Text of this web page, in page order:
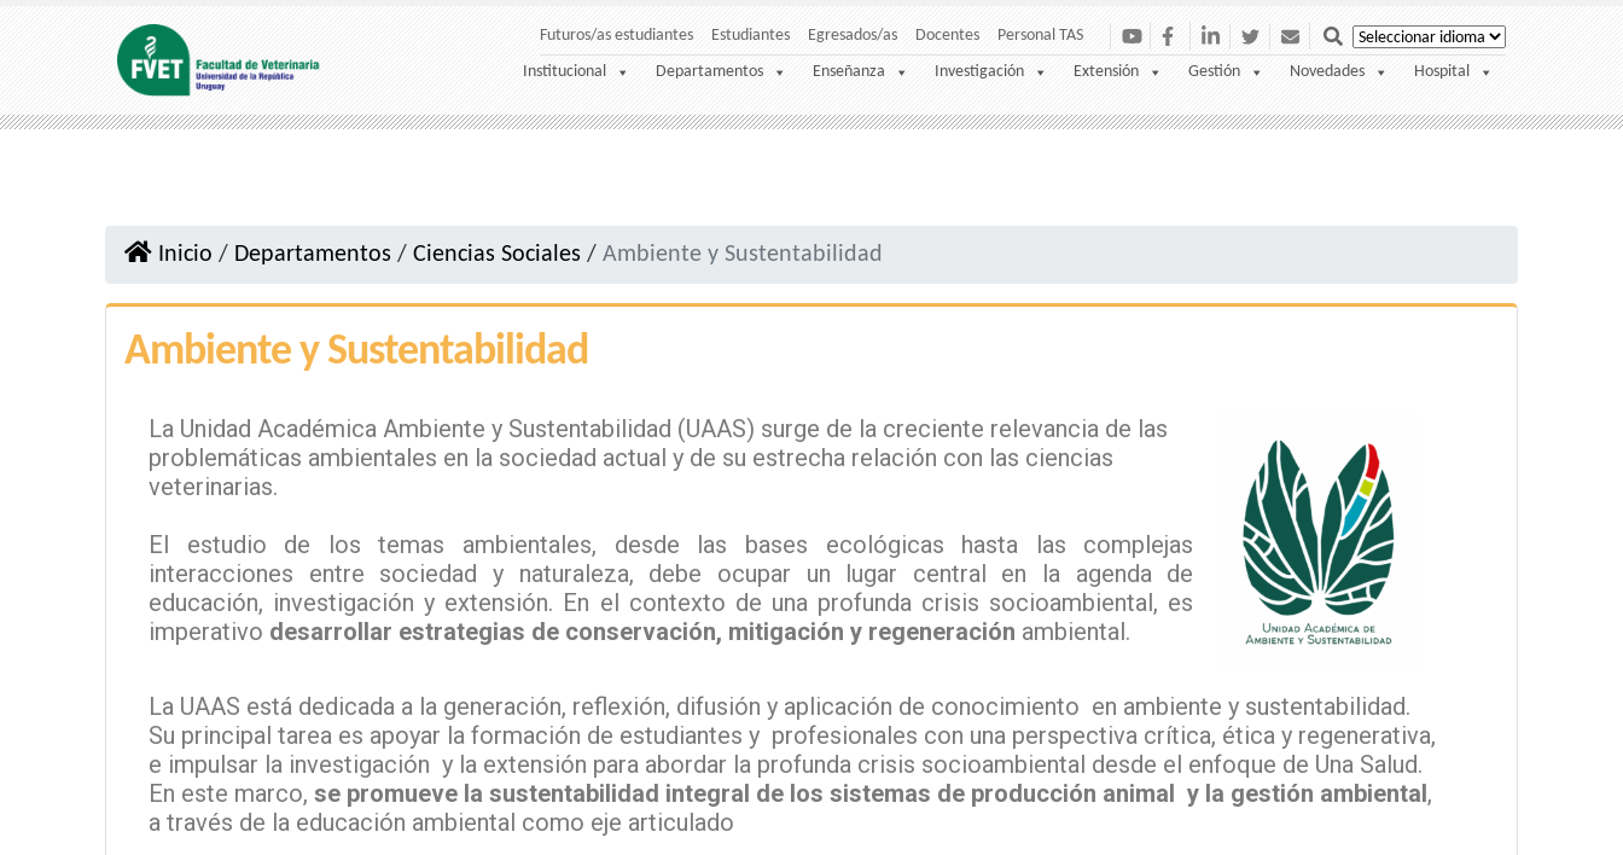
Futuros/as estudiantes Estudiantes Egresados/as Docentes Personal TAS
Institucional Departamentos Enseñanza Investigación Extensión Gestión Novedades Hospital
Inicio / Departamentos / Ciencias Sociales / Ambiente y Sustentabilidad
Ambiente y Sustentabilidad
La Unidad Académica Ambiente y Sustentabilidad (UAAS) surge de la creciente relevancia de las
problemáticas ambientales en la sociedad actual y de su estrecha relación con las ciencias
veterinarias.
El estudio de los temas ambientales, desde las bases ecológicas hasta las complejas
interacciones entre sociedad y naturaleza, debe ocupar un lugar central en la agenda de
educación, investigación y extensión. En el contexto de una profunda crisis socioambiental, es
imperativo desarrollar estrategias de conservación, mitigación y regeneración ambiental.
La UAAS está dedicada a la generación, reflexión, difusión y aplicación de conocimiento en ambiente y sustentabilidad.
Su principal tarea es apoyar la formación de estudiantes y profesionales con una perspectiva crítica, ética y regenerativa,
e impulsar la investigación y la extensión para abordar la profunda crisis socioambiental desde el enfoque de Una Salud.
En este marco, se promueve la sustentabilidad integral de los sistemas de producción animal y la gestión ambiental,
a través de la educación ambiental como eje articulado